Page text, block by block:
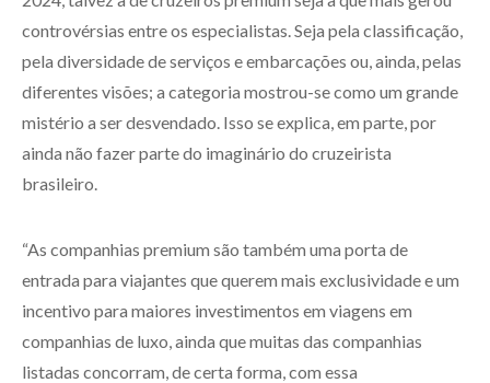
controvérsias entre os especialistas. Seja pela classificação,
pela diversidade de serviços e embarcações ou, ainda, pelas
diferentes visões; a categoria mostrou-se como um grande
mistério a ser desvendado. Isso se explica, em parte, por
ainda não fazer parte do imaginário do cruzeirista
brasileiro.
“As companhias premium são também uma porta de
entrada para viajantes que querem mais exclusividade e um
incentivo para maiores investimentos em viagens em
companhias de luxo, ainda que muitas das companhias
listadas concorram, de certa forma, com essa